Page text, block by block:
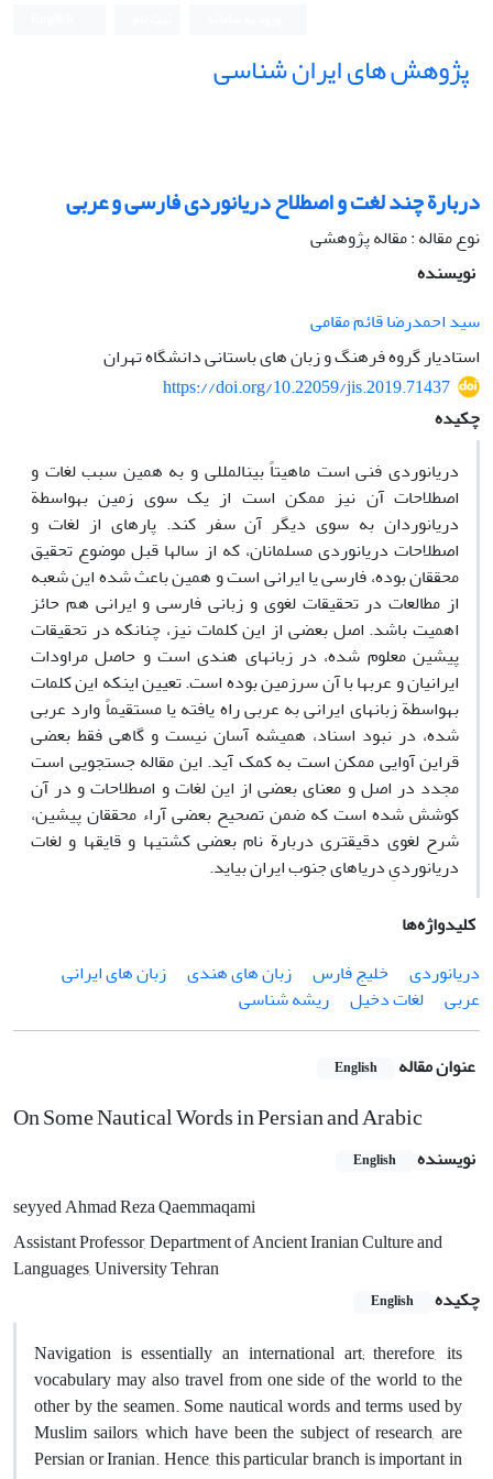
پژوهش های ایران شناسی
دربارة چند لغت و اصطلاح دریانوردی فارسی و عربی
نوع مقاله : مقاله پژوهشی
نویسنده
سید احمدرضا قائم مقامی
استادیار گروه فرهنگ و زبان های باستانی دانشگاه تهران
https://doi.org/10.22059/jis.2019.71437
چکیده
دریانوردی فنی است ماهیتاً بین­المللی و به همین سبب لغات و
اصطلاحات آن نیز ممکن است از یک سوی زمین به­واسطة
دریانوردان به سوی دیگر آن سفر کند. پاره­ای از لغات و
اصطلاحات دریانوردی مسلمانان، که از سال­ها قبل موضوع تحقیق
محققان بوده، فارسی یا ایرانی است و همین باعث شده این شعبه
از مطالعات در تحقیقات لغوی و زبانی فارسی و ایرانی هم حائز
اهمیت باشد. اصل بعضی از این کلمات نیز، چنانکه در تحقیقات
پیشین معلوم شده، در زبان­های هندی است و حاصل مراودات
ایرانیان و عرب­ها با آن سرزمین بوده است. تعیین اینکه این کلمات
به­واسطة زبان­های ایرانی به عربی راه یافته یا مستقیماً وارد عربی
شده، در نبود اسناد، همیشه آسان نیست و گاهی فقط بعضی
قراین آوایی ممکن است به کمک آید. این مقاله جستجویی است
مجدد در اصل و معنای بعضی از این لغات و اصطلاحات و در آن
کوشش شده است که ضمن تصحیح بعضی آراء محققان پیشین،
شرح لغوی دقیق­تری دربارة نام بعضی کشتی­ها و قایق­ها و لغات
دریانوردیِ دریاهای جنوب ایران بیاید.
کلیدواژه‌ها
دریانوردی
خلیج فارس زبان های هندی
زبان های ایرانی
عربی
لغات دخیل ریشه شناسی
عنوان مقاله English
On Some Nautical Words in Persian and Arabic
نویسنده English
seyyed Ahmad Reza Qaemmaqami
Assistant Professor, Department of Ancient Iranian Culture and
Languages, University Tehran
چکیده
English
Navigation is essentially an international art; therefore, its
vocabulary may also travel from one side of the world to the
other by the seamen. Some nautical words and terms used by
Muslim sailors, which have been the subject of research, are
Persian or Iranian. Hence, this particular branch is important in